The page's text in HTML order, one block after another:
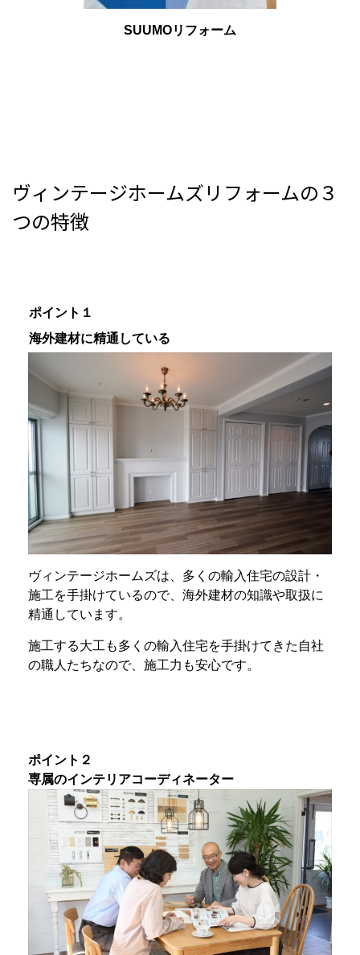
SUUMOリフォーム
ヴィンテージホームズリフォームの３
つの特徴
ポイント１
海外建材に精通している
ヴィンテージホームズは、多くの輸入住宅の設計・
施工を手掛けているので、海外建材の知識や取扱に
精通しています。
施工する大工も多くの輸入住宅を手掛けてきた自社
の職人たちなので、施工力も安心です。
ポイント２
専属のインテリアコーディネーター